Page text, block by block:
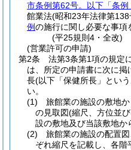
市条例第62号。以下「条例
館業法(昭和23年法律第
例の施行に関し必要な事項
(平25規則4・全改)
(営業許可の申請)
第2条
法第3条第1項の規定
は、所定の申請書に次に
長(以下「保健所長」とい
い。
(1)
旅館業の施設の敷地
の見取図(縮尺、方位並
設の敷地及び当該敷地か
(2)
旅館業の施設の配置
ぞれ縮尺を記載し、各階